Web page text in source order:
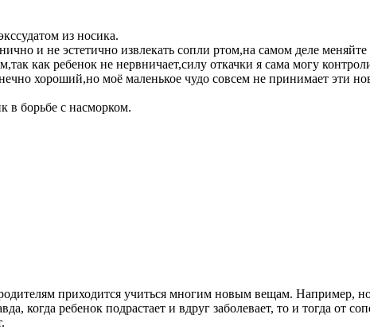
из носика.
и не эстетично извлекать сопли ртом,на самом деле
как ребенок не нервничает,силу откачки я сама могу
хороший,но моё маленькое чудо совсем не принимает эти
борьбе с насморком.
приходится учиться многим новым вещам. Например,
когда ребенок подрастает и вдруг заболевает, то и тогда от